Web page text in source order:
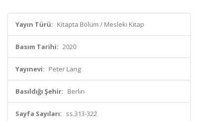
Yayın Türü: Kitapta Bölüm / Mesleki Kitap
Basım Tarihi: 2020
Yayınevi: Peter Lang
Basıldığı Şehir: Berlin
Sayfa Sayıları: ss.313-322